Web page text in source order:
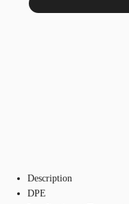
Description
DPE